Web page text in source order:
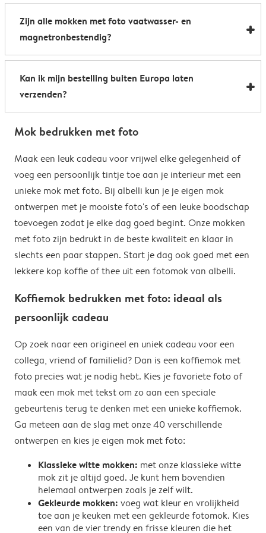
de kantine op het werk te voorzien van stijlvolle
koffiemokken met foto.
Al onze foto mokken hebben de afmetingen 8,2 x 9,5
cm. De inhoud bedraagt 285 ml.
Zijn alle mokken met foto vaatwasser- en
magnetronbestendig?
Bijna allemaal. Onze gepersonaliseerde foto mokken
kunnen zowel in de vaatwasser als in de magnetron.
Heel handig: je kunt er dus uit drinken, je drank
opwarmen en je fotomok na de afwas opnieuw
gebruiken. De enige uitzondering hierop zijn onze
de hand af te wassen om het magische
verrassingseffect zo goed mogelijk te behouden.
Kan ik mijn bestelling buiten Europa laten
verzenden?
afhankelijk van je afleveradres en worden deze tijdens
de verzendkosten voor bestellingen buiten de EU geen
eventuele bijkomende kosten van het land omvatten,
zoals invoerrechten, invoer-btw en douanekosten. Wij
zijn niet verantwoordelijk voor deze kosten. Je kunt
contact opnemen met je lokale douane-autoriteiten
om te zien of er extra kosten moeten worden betaald
voor je bestelling.
Mok bedrukken met foto
Maak een leuk cadeau voor vrijwel elke gelegenheid of
voeg een persoonlijk tintje toe aan je interieur met een
unieke mok met foto. Bij albelli kun je je eigen mok
ontwerpen met je mooiste foto's of een leuke boodschap
toevoegen zodat je elke dag goed begint. Onze mokken
met foto zijn bedrukt in de beste kwaliteit en klaar in
slechts een paar stappen. Start je dag ook goed met een
lekkere kop koffie of thee uit een fotomok van albelli.
Koffiemok bedrukken met foto: ideaal als
persoonlijk cadeau
Op zoek naar een origineel en uniek cadeau voor een
collega, vriend of familielid? Dan is een koffiemok met
foto precies wat je nodig hebt. Kies je favoriete foto of
maak een mok met tekst om zo aan een speciale
gebeurtenis terug te denken met een unieke koffiemok.
Ga meteen aan de slag met onze 40 verschillende
ontwerpen en kies je eigen mok met foto:
Klassieke witte mokken: met onze klassieke witte
mok zit je altijd goed. Je kunt hem bovendien
helemaal ontwerpen zoals je zelf wilt.
Gekleurde mokken: voeg wat kleur en vrolijkheid
toe aan je keuken met een gekleurde fotomok. Kies
een van de vier trendy en frisse kleuren die het